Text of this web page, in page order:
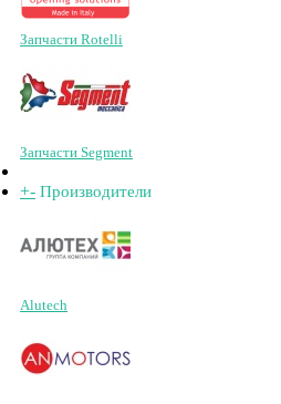
Запчасти Rotelli
Запчасти Segment
+- Производители
Alutech